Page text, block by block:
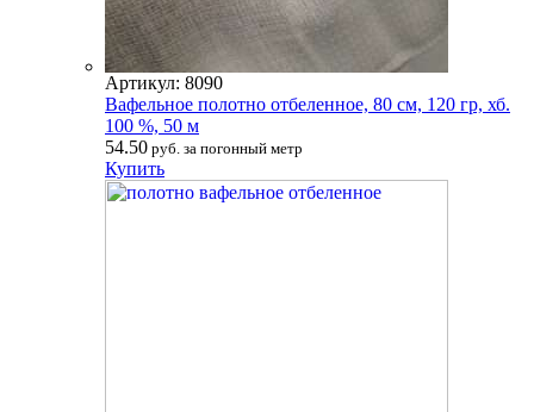
Артикул: 8090
Вафельное полотно отбеленное, 80 см, 120 гр, хб.
100 %, 50 м
54.50 руб. за погонный метр
Купить